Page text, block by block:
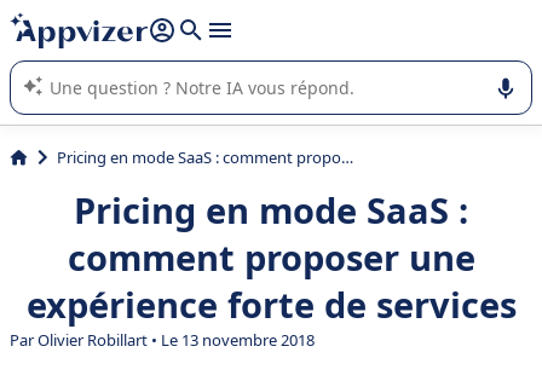
répondre (plusieurs lignes avec
L'IA de Appvizer vous guide dans l'utilisation ou la sélection de
logiciel SaaS en entreprise.
Pricing en mode SaaS : comment proposer une expérience forte de services
Pricing en mode SaaS :
comment proposer une
expérience forte de services
ParOlivier Robillart • Le 13 novembre 2018